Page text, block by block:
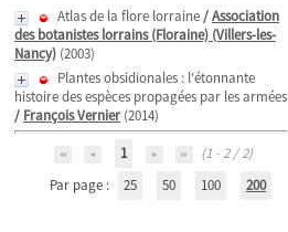
Atlas de la flore lorraine/Association
des botanistes lorrains (Floraine) (Villers-les-
Nancy) (2003)
Plantes obsidionales : l'étonnante
histoire des espèces propagées par les armées
/ François Vernier (2014)
1
(1 - 2 / 2)
Par page :
25 50 100 200